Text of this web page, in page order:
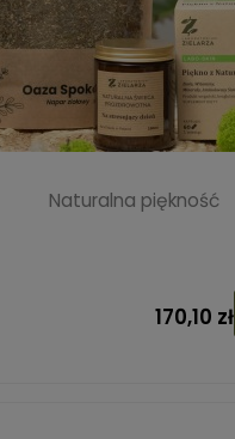
Naturalna piękność
170,10 zł